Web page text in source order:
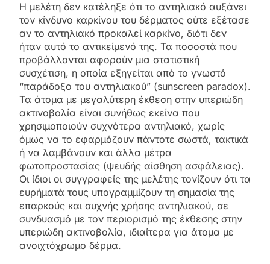
Η μελέτη δεν κατέληξε ότι το αντηλιακό αυξάνει
τον κίνδυνο καρκίνου του δέρματος ούτε εξέτασε
αν το αντηλιακό προκαλεί καρκίνο, διότι δεν
ήταν αυτό το αντικείμενό της. Τα ποσοστά που
προβάλλονται αφορούν μια στατιστική
συσχέτιση, η οποία εξηγείται από το γνωστό
“παράδοξο του αντηλιακού” (sunscreen paradox).
Τα άτομα με μεγαλύτερη έκθεση στην υπεριώδη
ακτινοβολία είναι συνήθως εκείνα που
χρησιμοποιούν συχνότερα αντηλιακό, χωρίς
όμως να το εφαρμόζουν πάντοτε σωστά, τακτικά
ή να λαμβάνουν και άλλα μέτρα
φωτοπροστασίας (ψευδής αίσθηση ασφάλειας).
Οι ίδιοι οι συγγραφείς της μελέτης τονίζουν ότι τα
ευρήματά τους υπογραμμίζουν τη σημασία της
επαρκούς και συχνής χρήσης αντηλιακού, σε
συνδυασμό με τον περιορισμό της έκθεσης στην
υπεριώδη ακτινοβολία, ιδιαίτερα για άτομα με
ανοιχτόχρωμο δέρμα.